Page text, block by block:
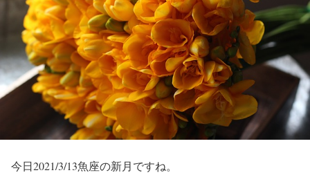
今日2021/3/13魚座の新月ですね。